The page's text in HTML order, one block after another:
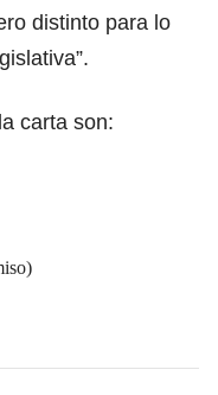
distinto para lo
carta son: